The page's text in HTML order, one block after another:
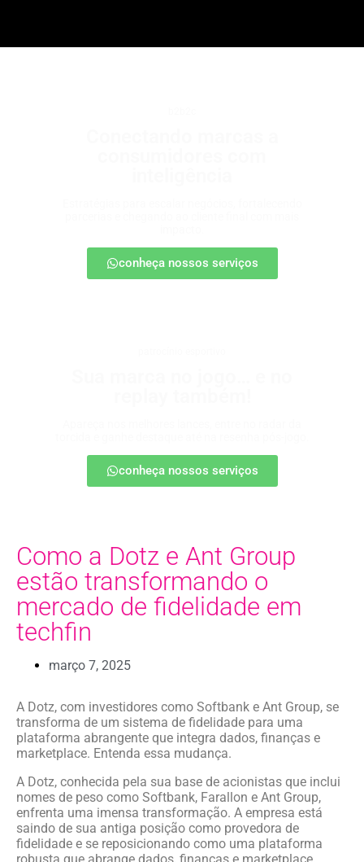
conheça nossos serviços
conheça nossos serviços
Como a Dotz e Ant Group
estão transformando o
mercado de fidelidade em
techfin
março 7, 2025
A Dotz, com investidores como Softbank e Ant Group, se
transforma de um sistema de fidelidade para uma
plataforma abrangente que integra dados, finanças e
marketplace. Entenda essa mudança.
A Dotz, conhecida pela sua base de acionistas que inclui
nomes de peso como Softbank, Farallon e Ant Group,
enfrenta uma imensa transformação. A empresa está
saindo de sua antiga posição como provedora de
fidelidade e se reposicionando como uma plataforma